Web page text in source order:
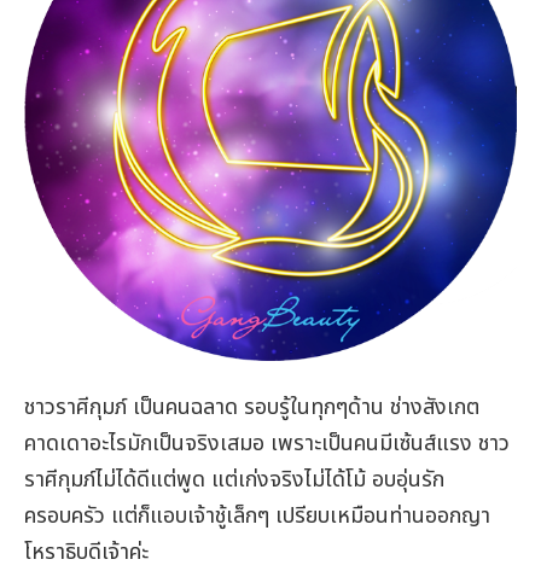
ชาวราศีกุมภ์ เป็นคนฉลาด รอบรู้ในทุกๆด้าน ช่างสังเกต
คาดเดาอะไรมักเป็นจริงเสมอ เพราะเป็นคนมีเซ้นส์แรง ชาว
ราศีกุมภ์ไม่ได้ดีแต่พูด แต่เก่งจริงไม่ได้โม้ อบอุ่นรัก
ครอบครัว แต่ก็แอบเจ้าชู้เล็กๆ เปรียบเหมือนท่านออกญา
โหราธิบดีเจ้าค่ะ